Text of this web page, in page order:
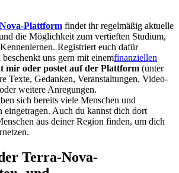
Plattform findet ihr regelmäßig aktuelle
die Möglichkeit zum vertieften Studium,
Registriert euch dafür
uns gern mit einemfinanziellen
mir oder postet auf der Plattform (unter
Texte, Gedanken, Veranstaltungen, Video-
weitere Anregungen.
sich bereits viele Menschen und
eingetragen. Auch du kannst dich dort
aus deiner Region finden, um dich
Terra-Nova-